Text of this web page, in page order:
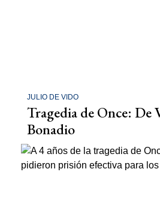
JULIO DE VIDO
Tragedia de Once: De
Bonadio